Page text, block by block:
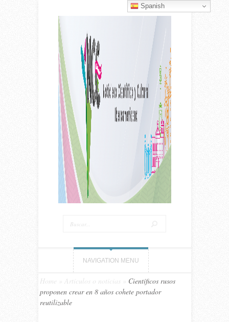
NAVIGATION MENU
Home Artículos o noticias
Científicos rusos
proponen crear en 8 años cohete portador
reutilizable
Spanish